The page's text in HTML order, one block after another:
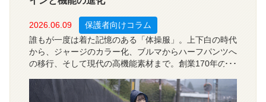
2026.06.09
保護者向けコラム
誰もが一度は着た記憶のある「体操服」。上下白の時代
から、ジャージのカラー化、ブルマからハーフパンツへ
の移行、そして現代の高機能素材まで。創業170年のカ
返ります。